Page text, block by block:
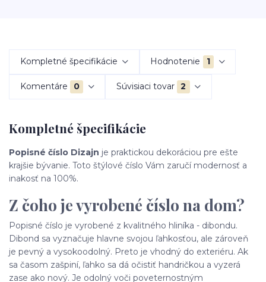
Kompletné špecifikácie Hodnotenie 1
Komentáre 0 Súvisiaci tovar 2
Kompletné špecifikácie
Popisné číslo Dizajn je praktickou dekoráciou pre ešte
krajšie bývanie. Toto štýlové číslo Vám zaručí modernosť a
inakosť na 100%.
Z čoho je vyrobené číslo na dom?
Popisné číslo je vyrobené z kvalitného hliníka - dibondu.
Dibond sa vyznačuje hlavne svojou ľahkosťou, ale zároveň
je pevný a vysokoodolný. Preto je vhodný do exteriéru. Ak
sa časom zašpiní, ľahko sa dá očistiť handričkou a vyzerá
zase ako nový. Je odolný voči poveternostným